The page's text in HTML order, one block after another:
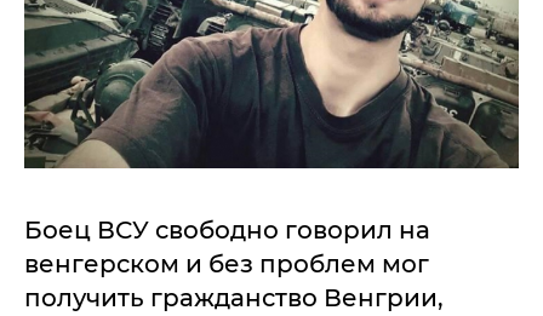
Боец ВСУ свободно говорил на
венгерском и без проблем мог
получить гражданство Венгрии,